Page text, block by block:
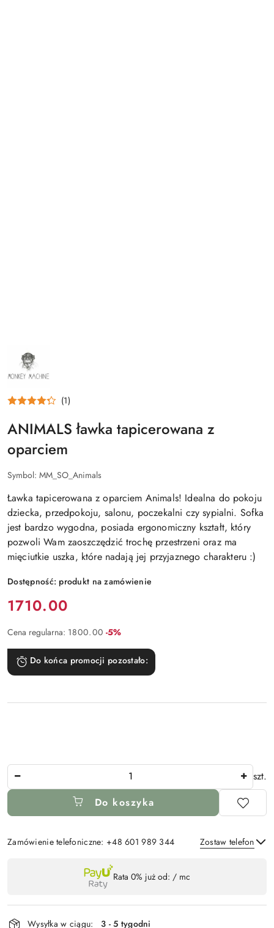
PRODUCENTA:
MONKEY
MACHINE
(1)
ANIMALS ławka tapicerowana z
oparciem
Symbol: MM_SO_Animals
Ławka tapicerowana z oparciem Animals! Idealna do pokoju
dziecka, przedpokoju, salonu, poczekalni czy sypialni. Sofka
jest bardzo wygodna, posiada ergonomiczny kształt, który
pozwoli Wam zaoszczędzić trochę przestrzeni oraz ma
mięciutkie uszka, które nadają jej przyjaznego charakteru :)
Dostępność: produkt na zamówienie
Cena:
1710.00
Cena regularna: 1800.00 Rabat:
-5%
Do końca promocji pozostało:
szt.
Do koszyka
Zamówienie telefoniczne: +48 601 989 344 Zostaw telefon
płatność
i
Rata 0% już od: / mc
Wysyłka w ciągu: 3 - 5 tygodni